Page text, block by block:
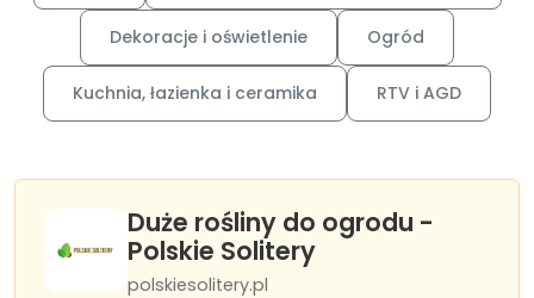
Dekoracje i oświetlenie Ogród
Kuchnia, łazienka i ceramika RTV i AGD
Duże rośliny do ogrodu -
Polskie Solitery
polskiesolitery.pl